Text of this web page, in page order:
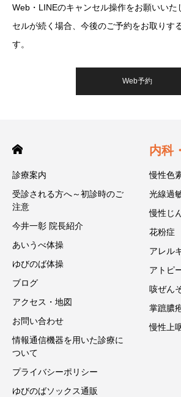
Web・LINEのキャンセル操作をお願いいた
セルが続く場合、今後のご予約をお取りす
す。
Web予約
診療案内
受診される方へ～初診時のご
注意
今井一彰 院長紹介
あいうべ体操
ゆびのば体操
ブログ
アクセス・地図
お問い合わせ
情報通信機器を用いた診療に
ついて
プライバシーポリシー
ゆびのばソックス通販
内科
慢性色
光線過
慢性じ
花粉症
アレル
アトピ
咳ぜん
掌蹠膿
慢性上